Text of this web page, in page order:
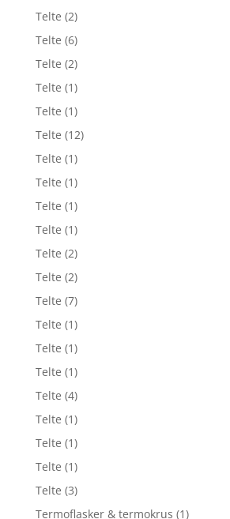
Telte (2)
Telte (6)
Telte (2)
Telte (1)
Telte (1)
Telte (12)
Telte (1)
Telte (1)
Telte (1)
Telte (1)
Telte (2)
Telte (2)
Telte (7)
Telte (1)
Telte (1)
Telte (1)
Telte (4)
Telte (1)
Telte (1)
Telte (1)
Telte (3)
Termoflasker & termokrus (1)